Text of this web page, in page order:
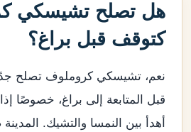
هل تصلح تشيسكي
كتوقف قبل براغ؟
نعم، تشيسكي كروملوف تصلح
قبل المتابعة إلى براغ، خصوصًا
أهدأ بين النمسا والتشيك.